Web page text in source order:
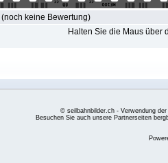
(noch keine Bewertung)
Halten Sie die Maus über
© seilbahnbilder.ch - Verwendung
Besuchen Sie auch unsere Partnerseiten